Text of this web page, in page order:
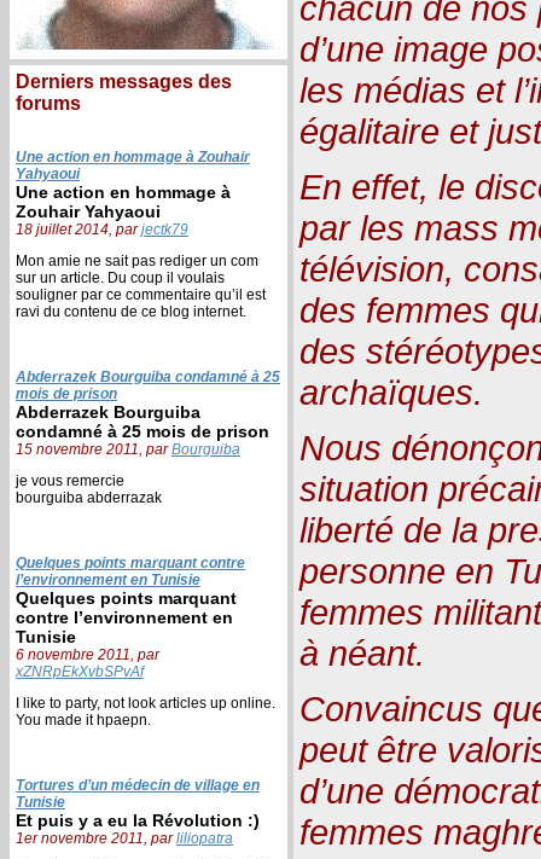
Derniers messages des
forums
Une action en hommage à Zouhair
Yahyaoui
Une action en hommage à
Zouhair Yahyaoui
18 juillet 2014, parjectk79
Mon amie ne sait pas rediger un com
sur un article. Du coup il voulais
souligner par ce commentaire qu’il est
ravi du contenu de ce blog internet.
Abderrazek Bourguiba condamné à 25
mois de prison
Abderrazek Bourguiba
condamné à 25 mois de prison
15 novembre 2011, parBourguiba
je vous remercie
bourguiba abderrazak
Quelques points marquant contre
l’environnement en Tunisie
Quelques points marquant
contre l’environnement en
Tunisie
6 novembre 2011, par
xZNRpEkXvbSPvAf
I like to party, not look articles up online.
You made it hpaepn.
Tortures d’un médecin de village en
Tunisie
Et puis y a eu la Révolution :)
1er novembre 2011, parliliopatra
chacun de nos
d’une image
les médias et
égalitaire et
En effet, le
par les mass
télévision,
des femmes
des
archaïques.
Nous
situation
liberté de la
personne en
femmes
à néant.
Convaincus
peut être
d’une
femmes